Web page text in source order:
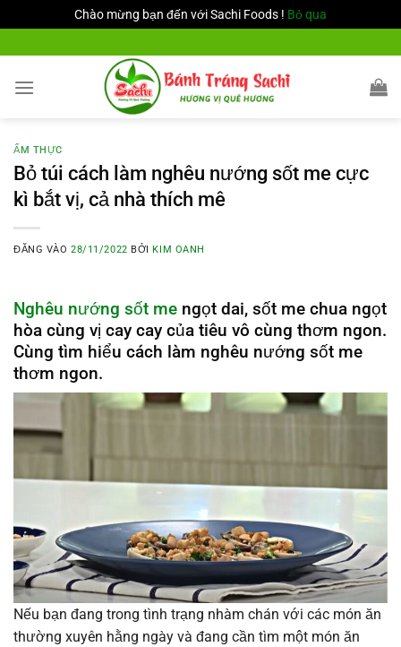
Chào mừng bạn đến với Sachi Foods ! Bỏ qua
qua
nội
ẨM THỰC
Bỏ túi cách làm nghêu nướng sốt me cực
kì bắt vị, cả nhà thích mê
ĐĂNG VÀO28/11/2022 BỞIKIM OANH
Nghêu nướng sốt me ngọt dai, sốt me chua ngọt
hòa cùng vị cay cay của tiêu vô cùng thơm ngon.
Cùng tìm hiểu cách làm nghêu nướng sốt me
thơm ngon.
Nếu bạn đang trong tình trạng nhàm chán với các món ăn
thường xuyên hằng ngày và đang cần tìm một món ăn